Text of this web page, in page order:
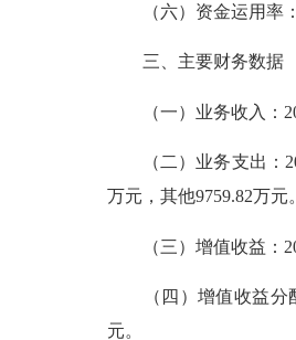
（六）资金运用率：
三、主要财务数据
（一）业务收入：
（二）业务支出：
万元，其他9759.82万元
（三）增值收益：
（四）增值收益分配
元。